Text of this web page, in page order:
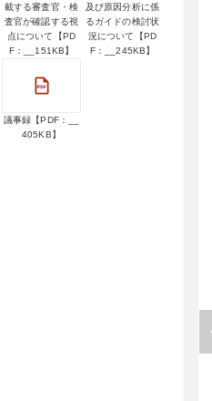
載する審査官・検
査官が確認する視
点について【PD
F：__151KB】
及び原因分析に係
るガイドの検討状
況について【PD
F：__245KB】
議事録【PDF：__
405KB】